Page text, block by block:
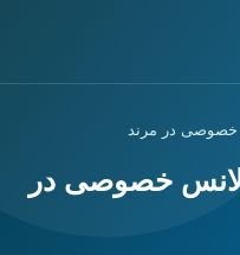
خصوصی در مرند
خصوصی در